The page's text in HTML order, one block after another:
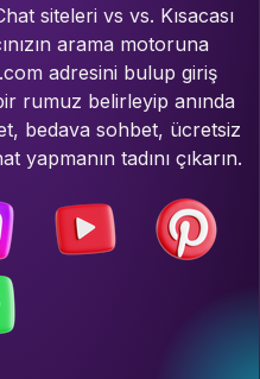
siteleri vs vs. Kısacası
arama motoruna
adresini bulup giriş
rumuz belirleyip anında
bedava sohbet, ücretsiz
yapmanın tadını çıkarın.